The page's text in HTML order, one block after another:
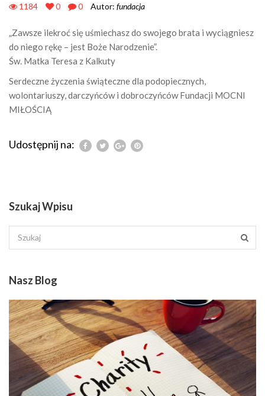
1184 0 0 Autor: fundacja
„Zawsze ilekroć się uśmiechasz do swojego brata i wyciągniesz
do niego rękę – jest Boże Narodzenie”.
Św. Matka Teresa z Kalkuty
Serdeczne życzenia świąteczne dla podopiecznych,
wolontariuszy, darczyńców i dobroczyńców Fundacji MOCNI
MIŁOŚCIĄ
Udostępnij na:
Szukaj Wpisu
Nasz Blog